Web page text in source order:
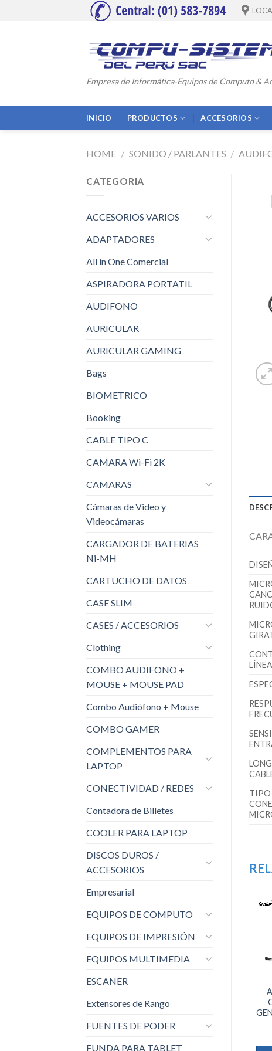
Empresa de Informática-Equipos de Computo &
INICIO PRODUCTOS ACCESORIOS
HOME / SONIDO / PARLANTES /
LÍNEA
TIPO
lista de
USB NOISE
CATEGORIA
ACCESORIOS VARIOS
ADAPTADORES
All in One Comercial
ASPIRADORA PORTATIL
AUDIFONO
AURICULAR
AURICULAR GAMING
Bags
BIOMETRICO
Booking
CABLE TIPO C
CAMARA Wi-Fi 2K
CAMARAS
Cámaras de Video y
Videocámaras
CARGADOR DE BATERIAS
Ni-MH
CARTUCHO DE DATOS
CASE SLIM
CASES / ACCESORIOS
Clothing
COMBO AUDIFONO +
MOUSE + MOUSE PAD
Combo Audiófono + Mouse
COMBO GAMER
COMPLEMENTOS PARA
LAPTOP
CONECTIVIDAD / REDES
Contadora de Billetes
COOLER PARA LAPTOP
DISCOS DUROS /
ACCESORIOS
Empresarial
EQUIPOS DE COMPUTO
EQUIPOS DE IMPRESIÓN
EQUIPOS MULTIMEDIA
ESCANER
Extensores de Rango
FUENTES DE PODER
FUNDA PARA TABLET